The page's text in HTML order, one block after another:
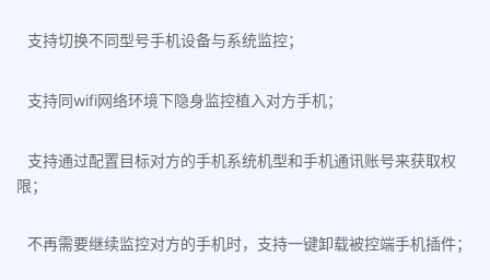
支持切换不同型号手机设备与系统监控；
支持同wifi网络环境下隐身监控植入对方手机；
支持通过配置目标对方的手机系统机型和手机通讯账号来获取权
限；
不再需要继续监控对方的手机时，支持一键卸载被控端手机插件；